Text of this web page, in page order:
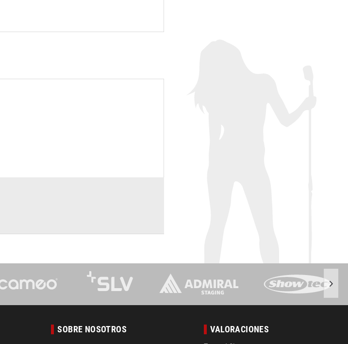
SOBRE NOSOTROS VALORACIONES